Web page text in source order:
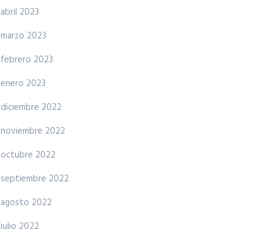
abril 2023
marzo 2023
febrero 2023
enero 2023
diciembre 2022
noviembre 2022
octubre 2022
septiembre 2022
agosto 2022